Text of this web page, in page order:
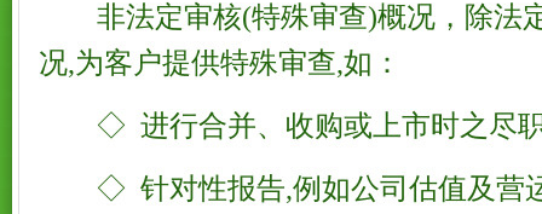
非法定审核(特殊审查)概况，除法
况,为客户提供特殊审查,如：
◇ 进行合并、收购或上市时之尽
◇ 针对性报告,例如公司估值及营